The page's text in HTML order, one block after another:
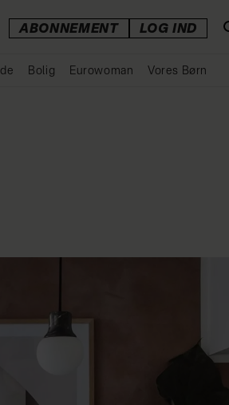
ABONNEMENT LOG IND
Bolig Eurowoman Vores Børn